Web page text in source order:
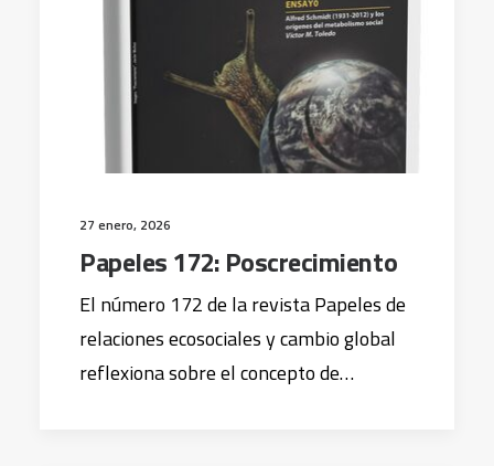
27 enero, 2026
Papeles 172: Poscrecimiento
El número 172 de la revista Papeles de
relaciones ecosociales y cambio global
reflexiona sobre el concepto de…